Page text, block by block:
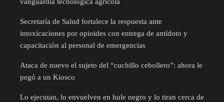
vanguardia tecnológica agrícola
Secretaría de Salud fortalece la respuesta ante
intoxicaciones por opioides con entrega de antídoto y
capacitación al personal de emergencias
Ataca de nuevo el sujeto del “cuchillo cebollero”: ahora le
pegó a un Kiosco
Lo ejecutan, lo envuelven en hule negro y lo tiran cerca de